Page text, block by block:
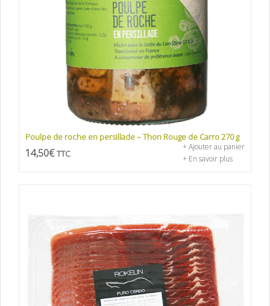
Poulpe de roche en persillade – Thon Rouge de Carro 270 g
14,50€ TTC
+ Ajouter au panier
+ En savoir plus